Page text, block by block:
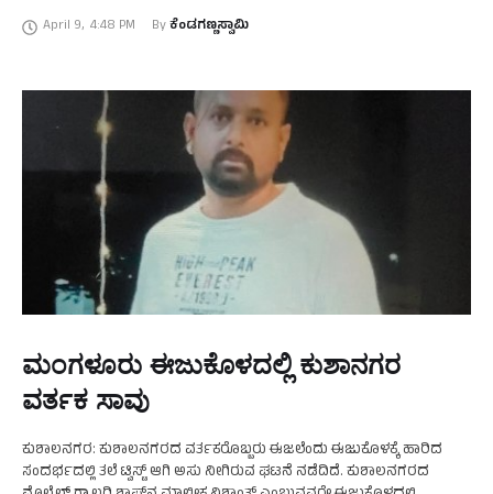
ವ್ಯಕ್ತಪಡಿಸಿದ …
April 9, 4:48 PM By ಕೆಂಡಗಣ್ಣಸ್ವಾಮಿ
ಮಂಗಳೂರು ಈಜುಕೊಳದಲ್ಲಿ ಕುಶಾನಗರ
ವರ್ತಕ ಸಾವು
ಕುಶಾಲನಗರ: ಕುಶಾಲನಗರದ ವರ್ತಕರೊಬ್ಬರು ಈಜಲೆಂದು ಈಜುಕೊಳಕ್ಕೆ ಹಾರಿದ
ಸಂದರ್ಭದಲ್ಲಿ ತಲೆ ಟ್ವಿಸ್ಟ್‌ ಆಗಿ ಅಸು ನೀಗಿರುವ ಘಟನೆ ನಡೆದಿದೆ. ಕುಶಾಲನಗರದ